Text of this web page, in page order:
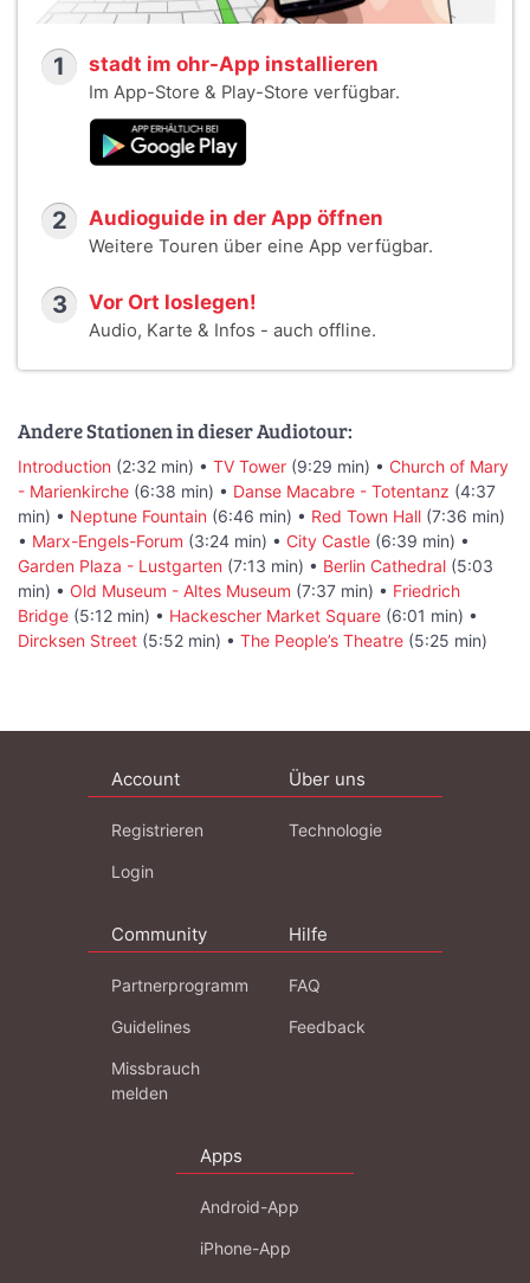
1 stadt im ohr-App installieren
Im App-Store & Play-Store verfügbar.
2 Audioguide in der App öffnen
Weitere Touren über eine App verfügbar.
3 Vor Ort loslegen!
Audio, Karte & Infos - auch offline.
Andere Stationen in dieser Audiotour:
Introduction (2:32 min) • TV Tower (9:29 min) • Church of Mary
- Marienkirche (6:38 min) • Danse Macabre - Totentanz (4:37
min) • Neptune Fountain (6:46 min) • Red Town Hall (7:36 min)
• Marx-Engels-Forum (3:24 min) • City Castle (6:39 min) •
Garden Plaza - Lustgarten (7:13 min) • Berlin Cathedral (5:03
min) • Old Museum - Altes Museum (7:37 min) • Friedrich
Bridge (5:12 min) • Hackescher Market Square (6:01 min) •
Dircksen Street (5:52 min) • The People’s Theatre (5:25 min)
Account
Registrieren
Login
Über uns
Technologie
Community
Partnerprogramm
Guidelines
Missbrauch
melden
Hilfe
FAQ
Feedback
Apps
Android-App
iPhone-App